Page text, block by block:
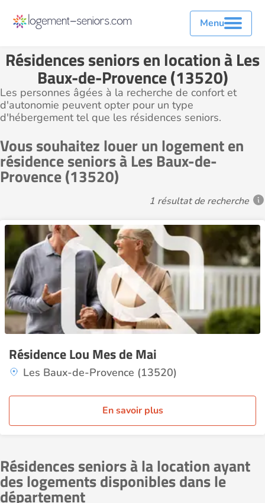
Menu
Résidences seniors en location à Les
Baux-de-Provence (13520)
Les personnes âgées à la recherche de confort et
d'autonomie peuvent opter pour un type
d'hébergement tel que les résidences seniors.
Vous souhaitez louer un logement en
résidence seniors à Les Baux-de-
Provence (13520)
1 résultat de recherche
Résidence Lou Mes de Mai
Les Baux-de-Provence (13520)
En savoir plus
Résidences seniors à la location ayant
des logements disponibles dans le
département